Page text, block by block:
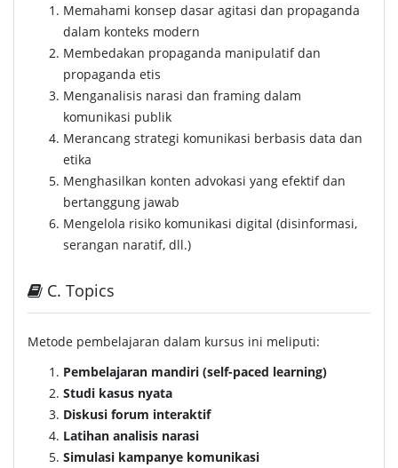
Memahami konsep dasar agitasi dan propaganda
dalam konteks modern
Membedakan propaganda manipulatif dan
propaganda etis
Menganalisis narasi dan framing dalam
komunikasi publik
Merancang strategi komunikasi berbasis data dan
etika
Menghasilkan konten advokasi yang efektif dan
bertanggung jawab
Mengelola risiko komunikasi digital (disinformasi,
serangan naratif, dll.)
C. Topics
Metode pembelajaran dalam kursus ini meliputi:
Pembelajaran mandiri (self-paced learning)
Studi kasus nyata
Diskusi forum interaktif
Latihan analisis narasi
Simulasi kampanye komunikasi